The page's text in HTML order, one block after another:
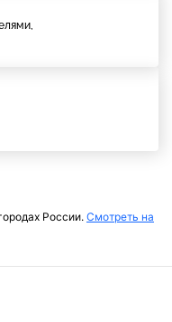
России. Смотреть на